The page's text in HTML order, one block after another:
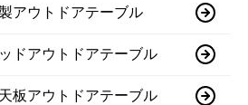
アウトドアテーブル
ドアウトドアテーブル
板アウトドアテーブル